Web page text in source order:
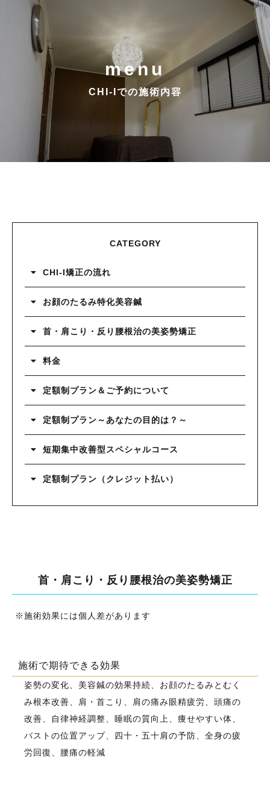
menu
CHI-Iでの施術内容
CATEGORY
CHI-I矯正の流れ
お顔のたるみ特化美容鍼
首・肩こり・反り腰根治の美姿勢矯正
料金
定額制プラン＆ご予約について
定額制プラン～あなたの目的は？～
短期集中改善型スペシャルコース
定額制プラン（クレジット払い）
首・肩こり・反り腰根治の美姿勢矯正
※施術効果には個人差があります
施術で期待できる効果
姿勢の変化、美容鍼の効果持続、お顔のたるみとむく
み根本改善、肩・首こり、肩の痛み眼精疲労、頭痛の
改善、自律神経調整、睡眠の質向上、痩せやすい体、
バストの位置アップ、四十・五十肩の予防、​全身の疲
労回復、腰痛の軽減